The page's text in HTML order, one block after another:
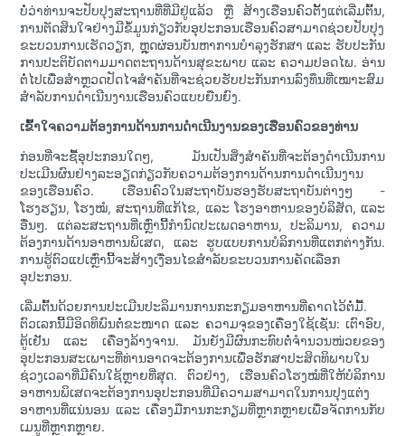
ບໍ່ວ່າທ່ານຈະປັບປຸງສະຖານທີ່ທີ່ມີຢູ່ແລ້ວ ຫຼື ສ້າງເຮືອນຄົວຕັ້ງແຕ່ເລີ່ມຕົ້ນ,
ການຕັດສິນໃຈຢ່າງມີຂໍ້ມູນກ່ຽວກັບອຸປະກອນເຮືອນຄົວສາມາດຊ່ວຍປັບປຸງ
ຂະບວນການເຮັດວຽກ, ຫຼຸດຜ່ອນບັນຫາການບຳລຸງຮັກສາ ແລະ ຮັບປະກັນ
ການປະຕິບັດຕາມມາດຕະຖານດ້ານສຸຂະພາບ ແລະ ຄວາມປອດໄພ. ອ່ານ
ຕໍ່ໄປເພື່ອສຳຫຼວດປັດໄຈສຳຄັນທີ່ຈະຊ່ວຍຮັບປະກັນການລົງທຶນທີ່ເໝາະສົມ
ສຳລັບການດຳເນີນງານເຮືອນຄົວແບບຍືນຍົງ.
ເຂົ້າໃຈຄວາມຕ້ອງການດ້ານການດຳເນີນງານຂອງເຮືອນຄົວຂອງທ່ານ
ກ່ອນທີ່ຈະຊື້ອຸປະກອນໃດໆ, ມັນເປັນສິ່ງສຳຄັນທີ່ຈະຕ້ອງດຳເນີນການ
ປະເມີນຜົນຢ່າງລະອຽດກ່ຽວກັບຄວາມຕ້ອງການດ້ານການດຳເນີນງານ
ຂອງເຮືອນຄົວ. ເຮືອນຄົວໃນສະຖາບັນຮອງຮັບສະຖາບັນຕ່າງໆ -
ໂຮງຮຽນ, ໂຮງໝໍ, ສະຖານທີ່ແກ້ໄຂ, ແລະ ໂຮງອາຫານຂອງບໍລິສັດ, ແລະ
ອື່ນໆ. ແຕ່ລະສະຖານທີ່ເຫຼົ່ານີ້ກຳນົດປະເພດອາຫານ, ປະລິມານ, ຄວາມ
ຕ້ອງການດ້ານອາຫານພິເສດ, ແລະ ຮູບແບບການບໍລິການທີ່ແຕກຕ່າງກັນ.
ການຮູ້ຕົວແປເຫຼົ່ານີ້ຈະສ້າງເງື່ອນໄຂສຳລັບຂະບວນການຄັດເລືອກ
ອຸປະກອນ.
ເລີ່ມຕົ້ນດ້ວຍການປະເມີນປະລິມານການກະກຽມອາຫານທີ່ຄາດໄວ້ຕໍ່ມື້.
ຕົວເລກນີ້ມີອິດທິພົນຕໍ່ຂະໜາດ ແລະ ຄວາມຈຸຂອງເຄື່ອງໃຊ້ເຊັ່ນ: ເຕົາອົບ,
ຕູ້ເຢັນ ແລະ ເຄື່ອງລ້າງຈານ. ມັນຍັງມີຜົນກະທົບຕໍ່ຈຳນວນໜ່ວຍຂອງ
ອຸປະກອນສະເພາະທີ່ທ່ານອາດຈະຕ້ອງການເພື່ອຮັກສາປະສິດທິພາບໃນ
ຊ່ວງເວລາທີ່ມີຄົນໃຊ້ຫຼາຍທີ່ສຸດ. ຕົວຢ່າງ, ເຮືອນຄົວໂຮງໝໍທີ່ໃຫ້ບໍລິການ
ອາຫານພິເສດຈະຕ້ອງການອຸປະກອນທີ່ມີຄວາມສາມາດໃນການປຸງແຕ່ງ
ອາຫານທີ່ແນ່ນອນ ແລະ ເຄື່ອງມືການກະກຽມທີ່ຫຼາກຫຼາຍເພື່ອຈັດການກັບ
ເມນູທີ່ຫຼາກຫຼາຍ.